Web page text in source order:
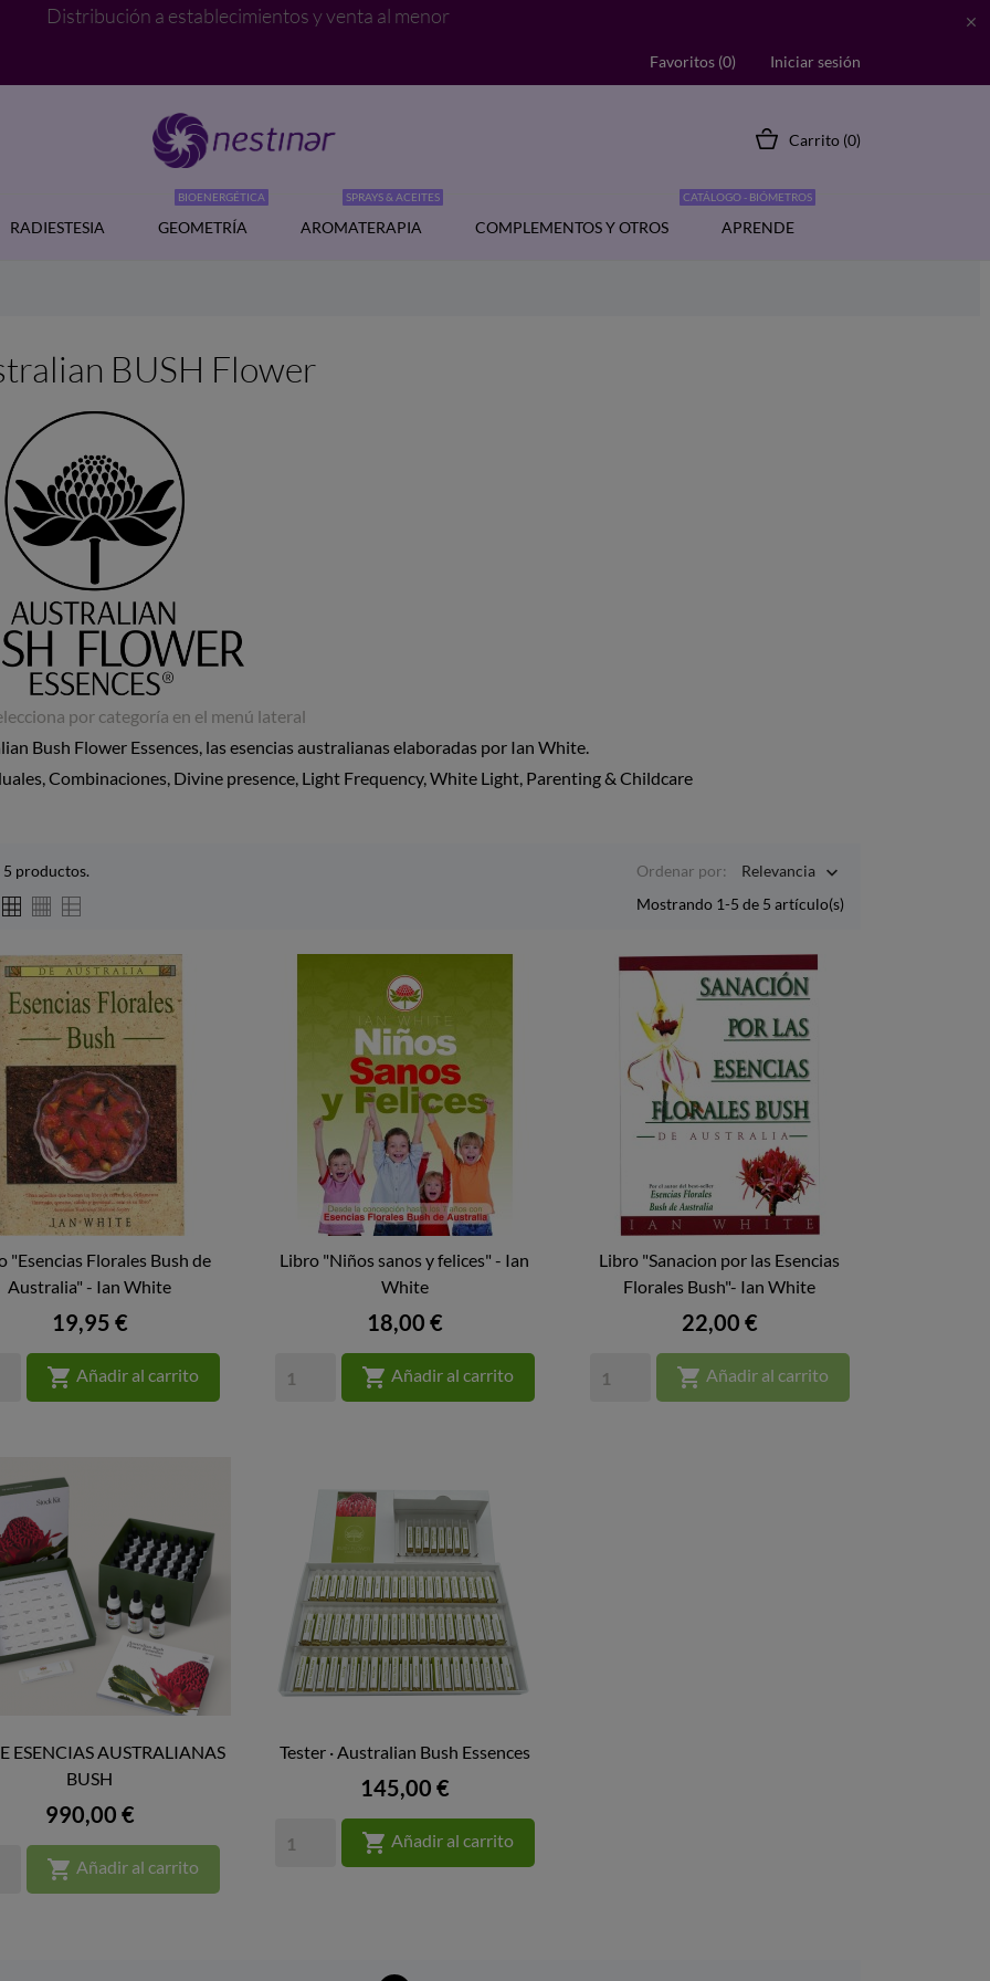
Distribución a establecimientos y venta al menor 
Favoritos (0) Iniciar sesión
Carrito (0)
RADIESTESIA GEOMETRÍA
BIOENERGÉTICA
AROMATERAPIA
SPRAYS & ACEITES
COMPLEMENTOS Y OTROS APRENDE
CATÁLOGO - BIÓMETROS
BUSH Flower
por categoría en el menú lateral
Bush Flower Essences, las esencias australianas elaboradas por Ian White.
Combinaciones, Divine presence, Light Frequency, White Light, Parenting & Childcare
5 productos. Ordenar por: Relevancia 
Mostrando 1-5 de 5 artículo(s)
VISTA RÁPIDA
"Esencias Florales Bush de
Australia" - Ian White
Precio
19,95 €
 Añadir al carrito
VISTA RÁPIDA
Libro "Niños sanos y felices" - Ian
White
Precio
18,00 €
 Añadir al carrito
VISTA RÁPIDA
Libro "Sanacion por las Esencias
Florales Bush"- Ian White
Precio
22,00 €
 Añadir al carrito
VISTA RÁPIDA
ESENCIAS AUSTRALIANAS
BUSH
Precio
990,00 €
 Añadir al carrito
VISTA RÁPIDA
Tester · Australian Bush Essences
Precio
145,00 €
 Añadir al carrito